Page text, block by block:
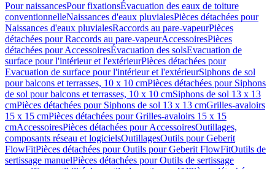
Pour naissancesPour fixationsÉvacuation des eaux de toiture
conventionnelleNaissances d'eaux pluvialesPièces détachées pour
Naissances d'eaux pluvialesRaccords au pare-vapeurPièces
détachées pour Raccords au pare-vapeurAccessoiresPièces
détachées pour AccessoiresÉvacuation des solsEvacuation de
surface pour l'intérieur et l'extérieurPièces détachées pour
Evacuation de surface pour l'intérieur et l'extérieurSiphons de sol
pour balcons et terrasses, 10 x 10 cmPièces détachées pour Siphons
de sol pour balcons et terrasses, 10 x 10 cmSiphons de sol 13 x 13
cmPièces détachées pour Siphons de sol 13 x 13 cmGrilles-avaloirs
15 x 15 cmPièces détachées pour Grilles-avaloirs 15 x 15
cmAccessoiresPièces détachées pour AccessoiresOutillages,
composants réseau et logicielsOutillagesOutils pour Geberit
FlowFitPièces détachées pour Outils pour Geberit FlowFitOutils de
sertissage manuelPièces détachées pour Outils de sertissage